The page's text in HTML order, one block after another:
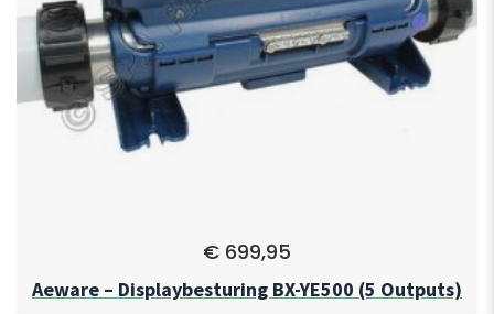
€ 699,95
Aeware – Displaybesturing BX-YE500 (5 Outputs)